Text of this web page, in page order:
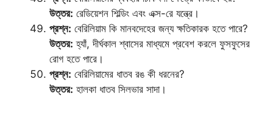
উত্তর: রেডিয়েশন শিল্ডিং এবং এক্স-রে যন্ত্রে।
প্রশ্ন: বেরিলিয়াম কি মানবদেহের জন্য ক্ষতিকারক হতে পারে?
উত্তর: হ্যাঁ, দীর্ঘকাল শ্বাসের মাধ্যমে প্রবেশ করলে ফুসফুসের
রোগ হতে পারে।
প্রশ্ন: বেরিলিয়ামের ধাতব রঙ কী ধরনের?
উত্তর: হালকা ধাতব সিলভার সাদা।